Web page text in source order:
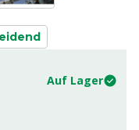
Auf Lager